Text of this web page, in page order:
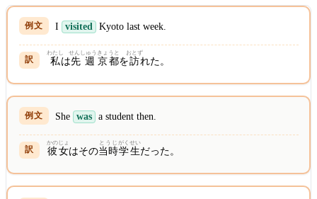
I visited Kyoto last week.
私
わたし
は先週
せんしゅう
京都
きょうと
を訪
おとず
れた。
She was a student then.
彼女
かのじょ
はその当時
とうじ
学生
がくせい
だった。